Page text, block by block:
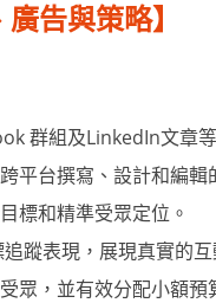
告與策略】
群組及LinkedIn文章
平台撰寫、設計和編輯
標和精準受眾定位。
蹤表現，展現真實的互
眾，並有效分配小額預